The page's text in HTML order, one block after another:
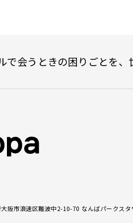
で会うときの困りごとを、
阪市浪速区難波中2-10-70 なんばパークス